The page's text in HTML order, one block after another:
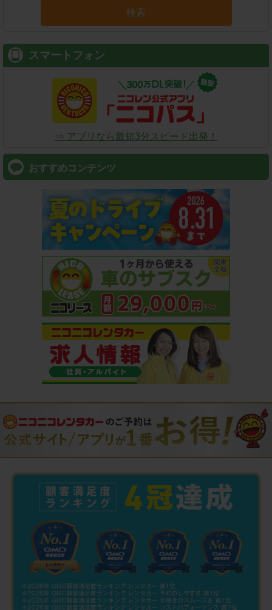
検索
スマートフォン
⇒ アプリなら最短3分スピード出発！
おすすめコンテンツ